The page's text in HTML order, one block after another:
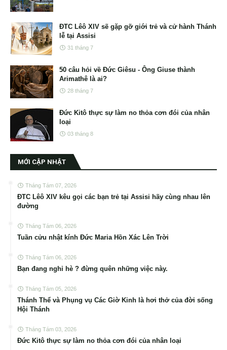
ĐTC Lêô XIV sẽ gặp gỡ giới trẻ và cử hành Thánh
lễ tại Assisi
31 tháng 7
50 câu hỏi về Đức Giêsu - Ông Giuse thành
Arimathê là ai?
28 tháng 7
Đức Kitô thực sự làm no thỏa cơn đói của nhân
loại
03 tháng 8
MỚI CẬP NHẬT
Tháng Tám 07, 2026
ĐTC Lêô XIV kêu gọi các bạn trẻ tại Assisi hãy cùng nhau lên
đường
Tháng Tám 06, 2026
Tuần cửu nhật kính Đức Maria Hồn Xác Lên Trời
Tháng Tám 06, 2026
Bạn đang nghỉ hè ? đừng quên những việc này.
Tháng Tám 05, 2026
Thánh Thể và Phụng vụ Các Giờ Kinh là hơi thở của đời sống
Hội Thánh
Tháng Tám 03, 2026
Đức Kitô thực sự làm no thỏa cơn đói của nhân loại